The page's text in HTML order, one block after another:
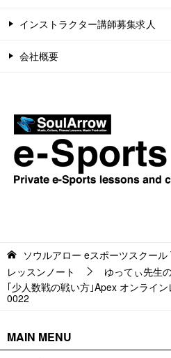
インストラクター講師募集求人
会社概要
ソウルアロー eスポーツスクール
レッスンノート
ゆってぃ先生
｢少人数戦の戦い方｣Apex オンライ
0022
MAIN MENU